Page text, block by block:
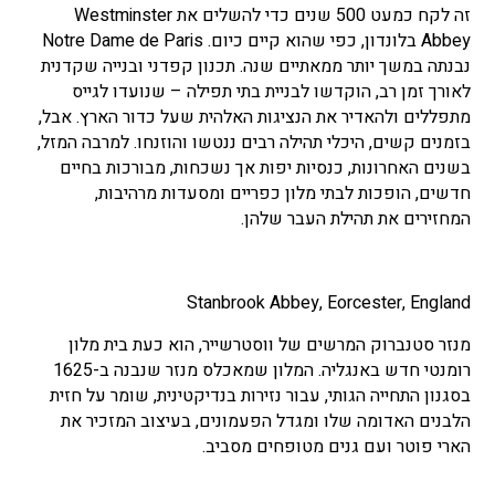
זה לקח כמעט 500 שנים כדי להשלים את Westminster
Abbey בלונדון, כפי שהוא קיים כיום. Notre Dame de Paris
נבנתה במשך יותר ממאתיים שנה. תכנון קפדני ובנייה שקדנית
לאורך זמן רב, הוקדשו לבניית בתי תפילה – שנועדו לגייס
מתפללים ולהאדיר את הנציגות האלהית שעל כדור הארץ. אבל,
בזמנים קשים, היכלי תהילה רבים ננטשו והוזנחו. למרבה המזל,
בשנים האחרונות, כנסיות יפות אך נשכחות, מבורכות בחיים
חדשים, הופכות לבתי מלון כפריים ומסעדות מרהיבות,
המחזירים את תהילת העבר שלהן.
Stanbrook Abbey, Eorcester, England
מנזר סטנברוק המרשים של ווסטרשייר, הוא כעת בית מלון
רומנטי חדש באנגליה. המלון שמאכלס מנזר שנבנה ב-1625
בסגנון התחייה הגותי, עבור נזירות בנדיקטינית, שומר על חזית
הלבנים האדומה שלו ומגדל הפעמונים, בעיצוב המזכיר את
הארי פוטר ועם גנים מטופחים מסביב.